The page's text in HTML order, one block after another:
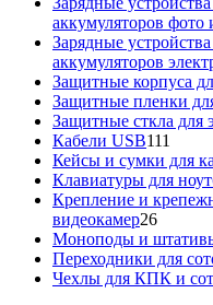
аккумуляторов фото
Зарядные
аккумуляторов
Защитные корпуса
Защитные пленки
Защитные сткла для
Кабели USB111
Кейсы и сумки для
Клавиатуры для
Крепление и
видеокамер2626
Моноподы и
Переходники для
Чехлы для КПК и